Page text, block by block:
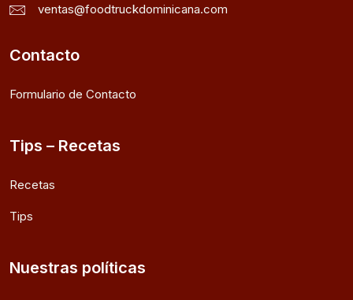
ventas@foodtruckdominicana.com
Contacto
Formulario de Contacto
Tips – Recetas
Recetas
Tips
Nuestras políticas